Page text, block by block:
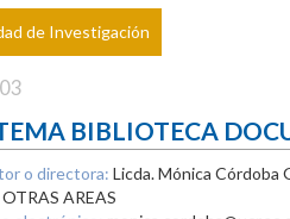
Proyecto
Investigador
de Investigación
BIBLIOTECA
o directora: Licda. Mónica Córdoba
OTRAS AREAS